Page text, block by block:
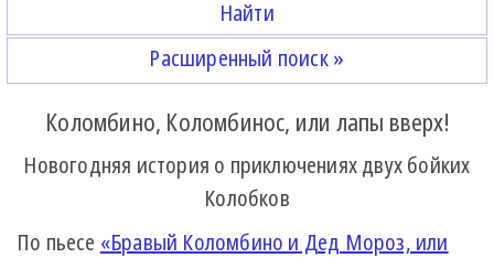
Расширенный поиск »
Коломбино, Коломбинос, или лапы вверх!
Новогодняя история о приключениях двух бойких
Колобков
По пьесе «Бравый Коломбино и Дед Мороз, или